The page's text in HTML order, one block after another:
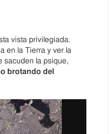
vista privilegiada.
en la Tierra y ver la
sacuden la psique,
brotando del